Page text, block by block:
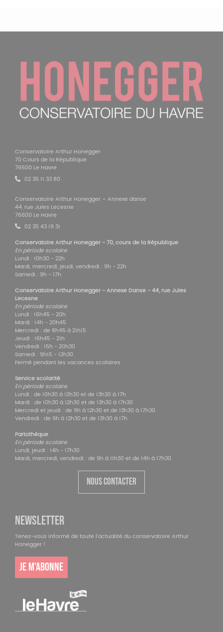
Conservatoire Arthur Honegger
70 Cours de la République
76600 Le Havre
02 35 11 33 80
Conservatoire Arthur Honegger – Annexe danse
44, rue Jules Lecesne
76600 Le Havre
02 35 43 19 31
Conservatoire Arthur Honegger - 70, cours de la République
En période scolaire
Lundi : 10h30 - 22h
Mardi, mercredi, jeudi, vendredi : 9h - 22h
Samedi : 9h - 17h
Conservatoire Arthur Honegger - Annexe Danse - 44, rue Jules
Lecesne
En période scolaire
Lundi : 16h45 - 20h
Mardi : 14h - 20h45
Mercredi : de 8h45 à 21h15
Jeudi : 16h45 - 21h
Vendredi : 15h - 20h30
Samedi : 9h15 - 12h30
Fermé pendant les vacances scolaires
Service scolarité
En période scolaire
Lundi : de 10h30 à 12h30 et de 13h30 à 17h
Mardi : de 10h30 à 12h30 et de 13h30 à 17h30
Mercredi et jeudi : de 9h à 12h30 et de 13h30 à 17h30
Vendredi : de 9h à 12h30 et de 13h30 à 17h
Partothèque
En période scolaire
Lundi, jeudi : 14h - 17h30
Mardi, mercredi, vendredi : de 9h à 11h30 et de 14h à 17h30
NOUS CONTACTER
NEWSLETTER
Tenez-vous informé de toute l'actualité du conservatoire Arthur
Honegger !
JE M'ABONNE